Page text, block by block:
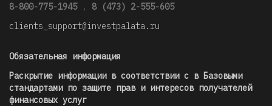
8-800-775-1945 , 8 (473) 2-555-605
clients_support@investpalata.ru
Обязательная информация
Раскрытие информации в соответствии с в Базовыми
стандартами по защите прав и интересов получателей
финансовых услуг